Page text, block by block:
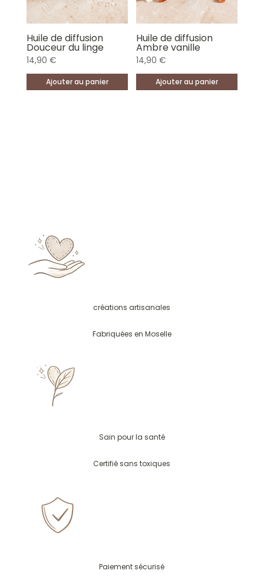
Huile de diffusion
Douceur du linge
14,90 €
Ajouter au panier
Huile de diffusion
Ambre vanille
14,90€
Ajouter au panier
créations artisanales
Fabriquées en Moselle
Sain pour la santé
Certifié sans toxiques
Paiement sécurisé